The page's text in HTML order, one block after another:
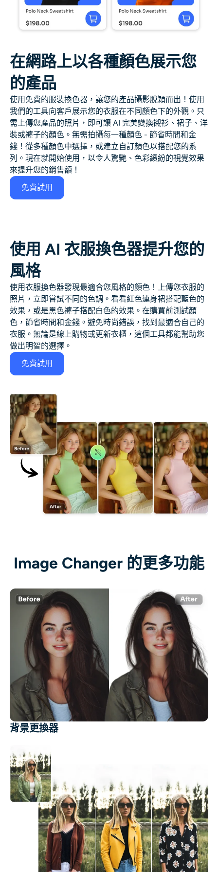
在網路上以各種顏色展示您
的產品
使用免費的服裝換色器，讓您的產品攝影脫穎而出！使用
我們的工具向客戶展示您的衣服在不同顏色下的外觀。只
需上傳您產品的照片，即可讓 AI 完美變換襯衫、裙子、洋
裝或褲子的顏色。無需拍攝每一種顏色 - 節省時間和金
錢！從多種顏色中選擇，或建立自訂顏色以搭配您的系
列。現在就開始使用，以令人驚艷、色彩繽紛的視覺效果
來提升您的銷售額！
免費試用
使用 AI 衣服換色器提升您的
風格
使用衣服換色器發現最適合您風格的顏色！上傳您衣服的
照片，立即嘗試不同的色調。看看紅色連身裙搭配藍色的
效果，或是黑色褲子搭配白色的效果。在購買前測試顏
色，節省時間和金錢。避免時尚錯誤，找到最適合自己的
衣服。無論是線上購物或更新衣櫃，這個工具都能幫助您
做出明智的選擇。
免費試用
Image Changer 的更多功能
背景更換器